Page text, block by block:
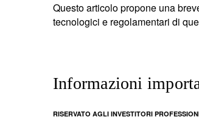
Questo articolo propone una
tecnologici e regolamentari di
Informazioni
RISERVATO AGLI INVESTITORI